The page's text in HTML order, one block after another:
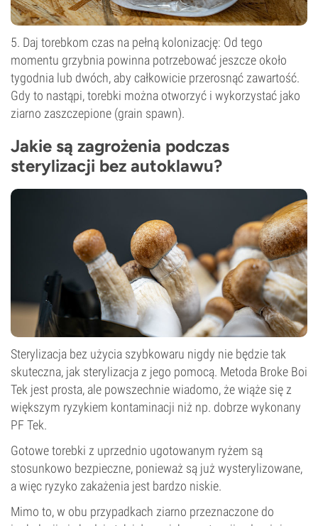
5. Daj torebkom czas na pełną kolonizację: Od tego
momentu grzybnia powinna potrzebować jeszcze około
tygodnia lub dwóch, aby całkowicie przerosnąć zawartość.
Gdy to nastąpi, torebki można otworzyć i wykorzystać jako
ziarno zaszczepione (grain spawn).
Jakie są zagrożenia podczas
sterylizacji bez autoklawu?
Sterylizacja bez użycia szybkowaru nigdy nie będzie tak
skuteczna, jak sterylizacja z jego pomocą. Metoda Broke Boi
Tek jest prosta, ale powszechnie wiadomo, że wiąże się z
większym ryzykiem kontaminacji niż np. dobrze wykonany
PF Tek.
Gotowe torebki z uprzednio ugotowanym ryżem są
stosunkowo bezpieczne, ponieważ są już wysterylizowane,
a więc ryzyko zakażenia jest bardzo niskie.
Mimo to, w obu przypadkach ziarno przeznaczone do